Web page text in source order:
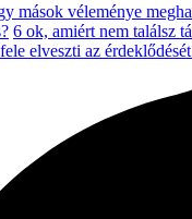
mások véleménye
6 ok, amiért nem találsz
elveszti az